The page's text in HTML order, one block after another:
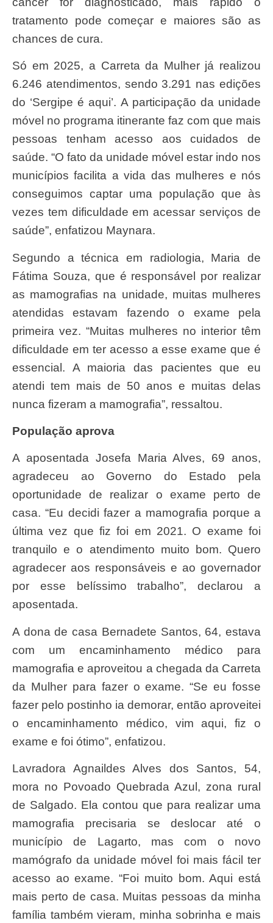
tratamento pode começar e maiores são as
chances de cura.
Só em 2025, a Carreta da Mulher já realizou
6.246 atendimentos, sendo 3.291 nas edições
do ‘Sergipe é aqui’. A participação da unidade
móvel no programa itinerante faz com que mais
pessoas tenham acesso aos cuidados de
saúde. “O fato da unidade móvel estar indo nos
municípios facilita a vida das mulheres e nós
conseguimos captar uma população que às
vezes tem dificuldade em acessar serviços de
saúde”, enfatizou Maynara.
Segundo a técnica em radiologia, Maria de
Fátima Souza, que é responsável por realizar
as mamografias na unidade, muitas mulheres
atendidas estavam fazendo o exame pela
primeira vez. “Muitas mulheres no interior têm
dificuldade em ter acesso a esse exame que é
essencial. A maioria das pacientes que eu
atendi tem mais de 50 anos e muitas delas
nunca fizeram a mamografia”, ressaltou.
População aprova
A aposentada Josefa Maria Alves, 69 anos,
agradeceu ao Governo do Estado pela
oportunidade de realizar o exame perto de
casa. “Eu decidi fazer a mamografia porque a
última vez que fiz foi em 2021. O exame foi
tranquilo e o atendimento muito bom. Quero
agradecer aos responsáveis e ao governador
por esse belíssimo trabalho”, declarou a
aposentada.
A dona de casa Bernadete Santos, 64, estava
com um encaminhamento médico para
mamografia e aproveitou a chegada da Carreta
da Mulher para fazer o exame. “Se eu fosse
fazer pelo postinho ia demorar, então aproveitei
o encaminhamento médico, vim aqui, fiz o
exame e foi ótimo”, enfatizou.
Lavradora Agnaildes Alves dos Santos, 54,
mora no Povoado Quebrada Azul, zona rural
de Salgado. Ela contou que para realizar uma
mamografia precisaria se deslocar até o
município de Lagarto, mas com o novo
mamógrafo da unidade móvel foi mais fácil ter
acesso ao exame. “Foi muito bom. Aqui está
mais perto de casa. Muitas pessoas da minha
família também vieram, minha sobrinha e mais